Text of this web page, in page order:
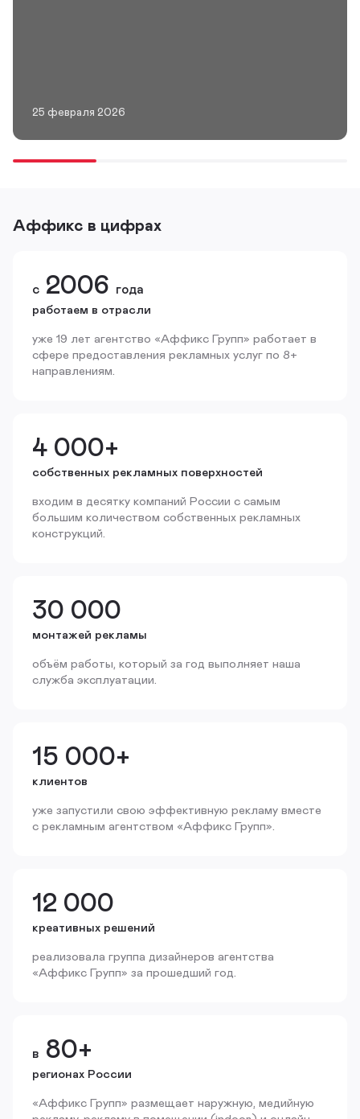
25 февраля 2026
Аффикс в цифрах
с 2006 года
работаем в отрасли
уже 19 лет агентство «Аффикс Групп» работает в
сфере предоставления рекламных услуг по 8+
направлениям.
4 000+
собственных рекламных поверхностей
входим в десятку компаний России с самым
большим количеством собственных рекламных
конструкций.
30 000
монтажей рекламы
объём работы, который за год выполняет наша
служба эксплуатации.
15 000+
клиентов
уже запустили свою эффективную рекламу вместе
с рекламным агентством «Аффикс Групп».
12 000
креативных решений
реализовала группа дизайнеров агентства
«Аффикс Групп» за прошедший год.
в 80+
регионах России
«Аффикс Групп» размещает наружную, медийную